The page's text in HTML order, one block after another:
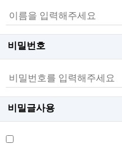
비밀번호
비밀글사용